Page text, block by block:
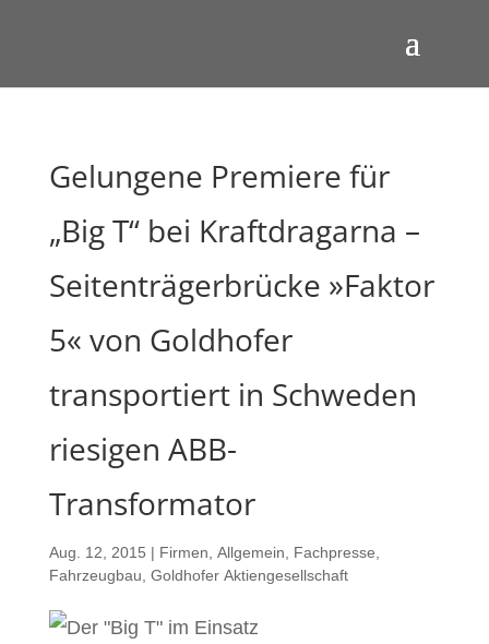
Gelungene Premiere für
„Big T“ bei Kraftdragarna –
Seitenträgerbrücke »Faktor
5« von Goldhofer
transportiert in Schweden
riesigen ABB-
Transformator
Aug. 12, 2015 | Firmen Allgemein Fachpresse
Fahrzeugbau Goldhofer Aktiengesellschaft